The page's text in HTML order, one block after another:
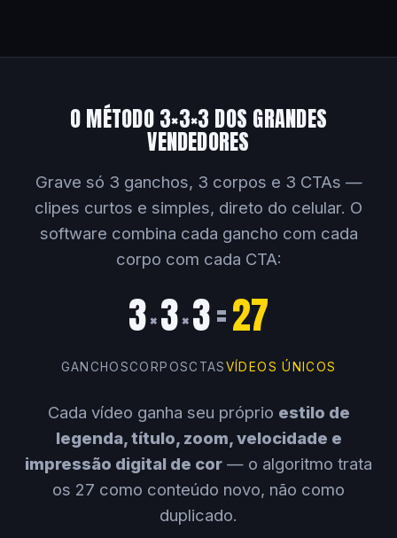
O MÉTODO 3×3×3 DOS GRANDES
VENDEDORES
Grave só 3 ganchos, 3 corpos e 3 CTAs —
clipes curtos e simples, direto do celular. O
software combina cada gancho com cada
corpo com cada CTA:
3×3×3=27
GANCHOSCORPOSCTASVÍDEOS ÚNICOS
Cada vídeo ganha seu próprio estilo de
legenda, título, zoom, velocidade e
impressão digital de cor — o algoritmo trata
os 27 como conteúdo novo, não como
duplicado.